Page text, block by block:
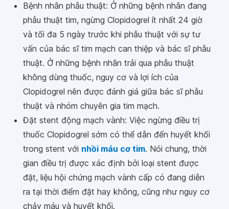
Bệnh nhân phẫu thuật: Ở những bệnh nhân đang
phẫu thuật tim, ngừng Clopidogrel ít nhất 24 giờ
và tối đa 5 ngày trước khi phẫu thuật với sự tư
vấn của bác sĩ tim mạch can thiệp và bác sĩ phẫu
thuật. Ở những bệnh nhân trải qua phẫu thuật
không dùng thuốc, nguy cơ và lợi ích của
Clopidogrel nên được đánh giá giữa bác sĩ phẫu
thuật và nhóm chuyên gia tim mạch.
Đặt stent động mạch vành: Việc ngừng điều trị
thuốc Clopidogrel sớm có thể dẫn đến huyết khối
trong stent với nhồi máu cơ tim. Nói chung, thời
gian điều trị được xác định bởi loại stent được
đặt, liệu hội chứng mạch vành cấp có đang diễn
ra tại thời điểm đặt hay không, cũng như nguy cơ
chảy máu và huyết khối.